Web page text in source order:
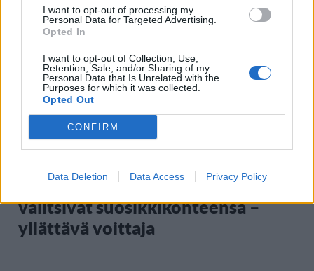
I want to opt-out of processing my
Personal Data for Targeted Advertising.
Opted In
I want to opt-out of Collection, Use,
Retention, Sale, and/or Sharing of my
Personal Data that Is Unrelated with the
Purposes for which it was collected.
Opted Out
CONFIRM
Data Deletion Data Access Privacy Policy
1
MATKAILU
Maailman eniten matkustaneet
valitsivat suosikkikohteensa –
yllättävä voittaja